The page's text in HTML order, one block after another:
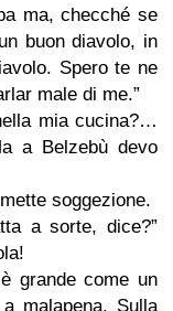
ma, checché se
buon diavolo, in
Spero te ne
male di me.”
mia cucina?…
a Belzebù devo
soggezione.
a sorte, dice?”
grande come un
malapena. Sulla